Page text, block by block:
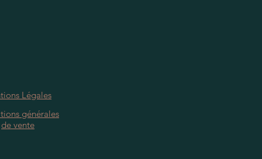
Légales
générales
de vente